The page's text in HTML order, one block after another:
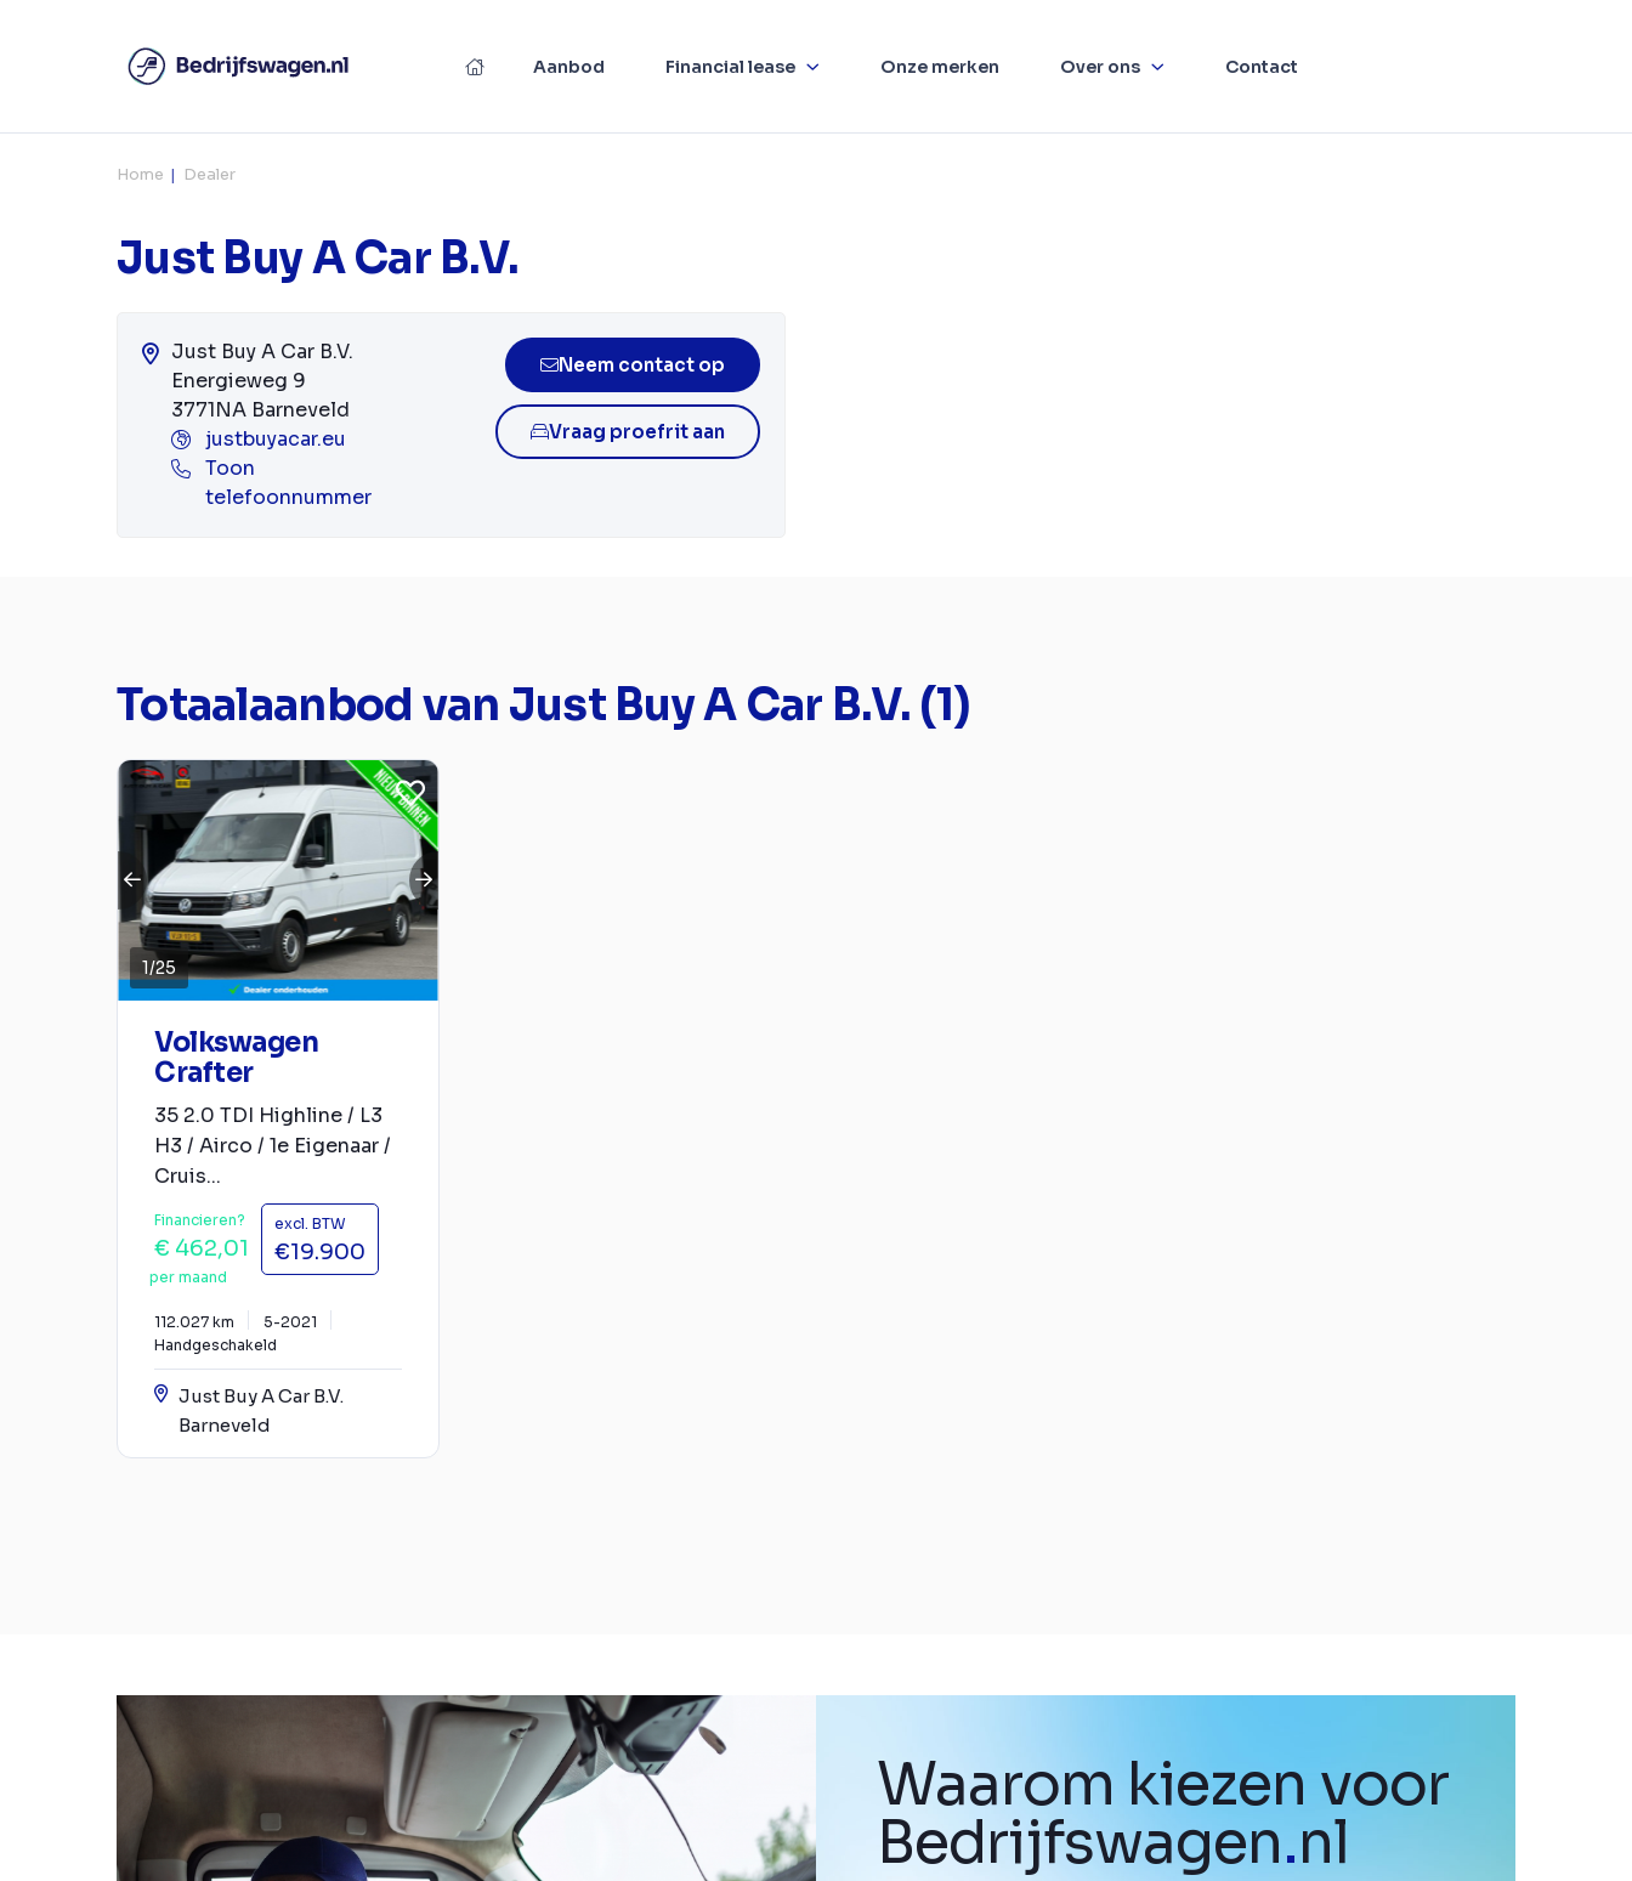
Aanbod Financial lease Onze merken Over ons Contact
Home Dealer
Just Buy A Car B.V.
Just Buy A Car B.V.
Energieweg 9
3771NA Barneveld
justbuyacar.eu
Toon
telefoonnummer
Neem contact op
Vraag proefrit aan
Totaalaanbod van Just Buy A Car B.V. (1)
1/25
Volkswagen
Crafter
35 2.0 TDI Highline / L3
H3 / Airco / 1e Eigenaar /
Cruis...
Financieren?
€ 462,01
per maand
excl. BTW
€19.900
112.027 km
5-2021
Handgeschakeld
Just Buy A Car B.V.
Barneveld
Waarom kiezen voor
Bedrijfswagen.nl